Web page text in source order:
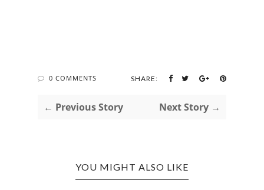
0 COMMENTS SHARE:
← Previous Story Next Story →
YOU MIGHT ALSO LIKE